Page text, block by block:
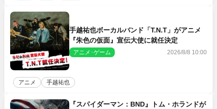
手越祐也ボーカルバンド「T.N.T」がアニメ
『朱色の仮面』宣伝大使に就任決定
アニメ･ゲーム 2026/8/8 10:00
アニメ 手越祐也
『スパイダーマン：BND』トム・ホランドが